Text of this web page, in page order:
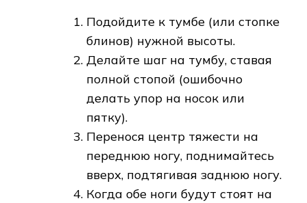
Подойдите к тумбе (или стопке
блинов) нужной высоты.
Делайте шаг на тумбу, ставая
полной стопой (ошибочно
делать упор на носок или
пятку).
Перенося центр тяжести на
переднюю ногу, поднимайтесь
вверх, подтягивая заднюю ногу.
Когда обе ноги будут стоят на